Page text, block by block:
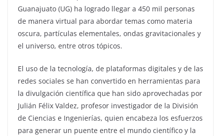
Guanajuato (UG) ha logrado llegar a 450 mil personas
de manera virtual para abordar temas como materia
oscura, partículas elementales, ondas gravitacionales y
el universo, entre otros tópicos.
El uso de la tecnología, de plataformas digitales y de las
redes sociales se han convertido en herramientas para
la divulgación científica que han sido aprovechadas por
Julián Félix Valdez, profesor investigador de la División
de Ciencias e Ingenierías, quien encabeza los esfuerzos
para generar un puente entre el mundo científico y la